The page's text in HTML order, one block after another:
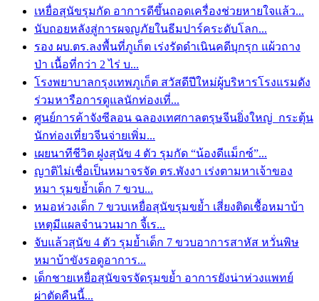
เหยื่อสุนัขรุมกัด อาการดีขึ้นถอดเครื่องช่วยหายใจแล้ว...
นับถอยหลังสู่การผจญภัยในธีมปาร์คระดับโลก...
รอง ผบ.ตร.ลงพื้นที่ภูเก็ต เร่งรัดดำเนินคดีบุกรุก แผ้วถาง
ป่า เนื้อที่กว่า 2 ไร่ บ...
โรงพยาบาลกรุงเทพภูเก็ต สวัสดีปีใหม่ผู้บริหารโรงแรมดัง
ร่วมหารือการดูแลนักท่องเที่...
ศูนย์การค้าจังซีลอน ฉลองเทศกาลตรุษจีนยิ่งใหญ่ กระตุ้น
นักท่องเที่ยวจีนจ่ายเพิ่ม...
เผยนาทีชีวิต ฝูงสุนัข 4 ตัว รุมกัด “น้องดีแม็กซ์”...
ญาติไม่เชื่อเป็นหมาจรจัด ตร.พังงา เร่งตามหาเจ้าของ
หมา รุมขย้ำเด็ก 7 ขวบ...
หมอห่วงเด็ก 7 ขวบเหยื่อสุนัขรุมขย้ำ เสี่ยงติดเชื้อหมาบ้า
เหตุมีแผลจำนวนมาก จี้เร...
จับแล้วสุนัข 4 ตัว รุมย้ำเด็ก 7 ขวบอาการสาหัส หวั่นพิษ
หมาบ้าขังรอดูอาการ...
เด็กชายเหยื่อสุนัขจรจัดรุมขย้ำ อาการยังน่าห่วงแพทย์
ผ่าตัดคืนนี้...